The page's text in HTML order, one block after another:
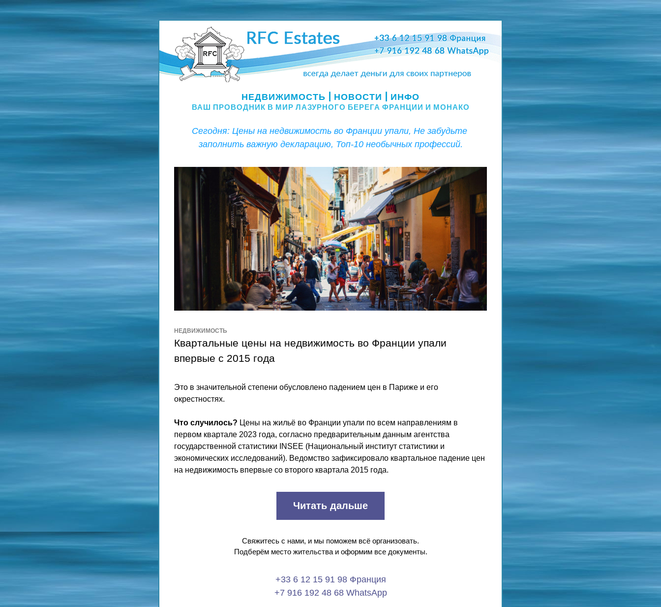
НЕДВИЖИМОСТЬ | НОВОСТИ | ИНФО
ВАШ ПРОВОДНИК В МИР ЛАЗУРНОГО БЕРЕГА ФРАНЦИИ И МОНАКО
Сегодня: Цены на недвижимость во Франции упали, Не забудьте
заполнить важную декларацию, Топ-10 необычных профессий.
НЕДВИЖИМОСТЬ
Квартальные цены на недвижимость во Франции упали
впервые с 2015 года
Это в значительной степени обусловлено падением цен в Париже и его
окрестностях.
Что случилось? Цены на жильё во Франции упали по всем направлениям в
первом квартале 2023 года, согласно предварительным данным агентства
государственной статистики INSEE (Национальный институт статистики и
экономических исследований). Ведомство зафиксировало квартальное падение цен
на недвижимость впервые со второго квартала 2015 года.
Читать дальше
Свяжитесь с нами, и мы поможем всё организовать.
Подберём место жительства и оформим все документы.
+33 6 12 15 91 98 Франция
+7 916 192 48 68 WhatsApp